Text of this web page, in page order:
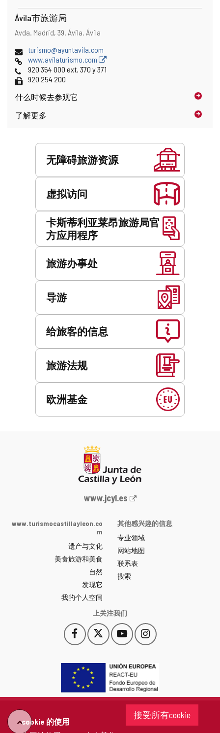
cookie 的使用
接受所有cookie
Ávila市旅游局
地
邮
地
址
Avda. Madrid, 39. Ávila. Ávila
电
子
邮
件
地
址
turismo@ayuntavila.com
网
页
www.avilaturismo.com
电
话
920 354 000 ext. 370 y 371
传
真
920 254 200
什么时候去参观它
了解更多
无障碍旅游资源
虚拟访问
卡斯蒂利亚莱昂旅游局官
方应用程序
旅游办事处
导游
给旅客的信息
旅游法规
欧洲基金
Junta
y
León
网
站
门
户
-
www.jcyl.es
www.turismocastillayleon.co
m
遗产与文化
美食旅游和美食
自然
发现它
我的个人空间
其他感兴趣的信息
专业领域
网站地图
联系表
搜索
上关注我们
Facebook
此
链
会
打
开
一
此
链
一
YouTube
此
链
会
打
开
一
个
窗
Instagram
此
链
会
开
一
个
新
窗
"回